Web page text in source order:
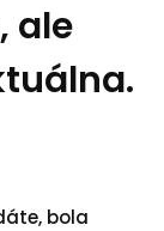
ale
bola